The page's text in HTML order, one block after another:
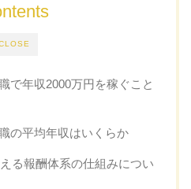
で年収2000万円を稼ぐこと
の平均年収はいくらか
る報酬体系の仕組みについ